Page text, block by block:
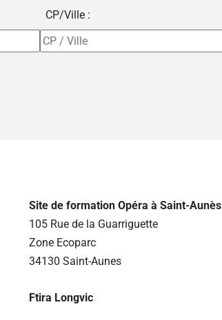
CP/Ville :
Site de formation Opéra à Saint-Aunès
105 Rue de la Guarriguette
Zone Ecoparc
34130 Saint-Aunes
Ftira Longvic